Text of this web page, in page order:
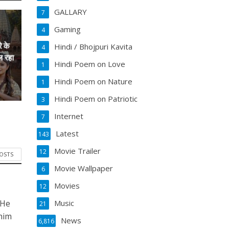
के
रहा
GALLARY
7
Gaming
4
Hindi / Bhojpuri Kavita
4
Hindi Poem on Love
1
Hindi Poem on Nature
1
Hindi Poem on Patriotic
3
Internet
7
Latest
143
Movie Trailer
12
Movie Wallpaper
6
Movies
12
Music
21
News
6,816